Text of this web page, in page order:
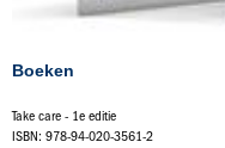
Boeken
Take care - 1e editie
ISBN: 978-94-020-3561-2